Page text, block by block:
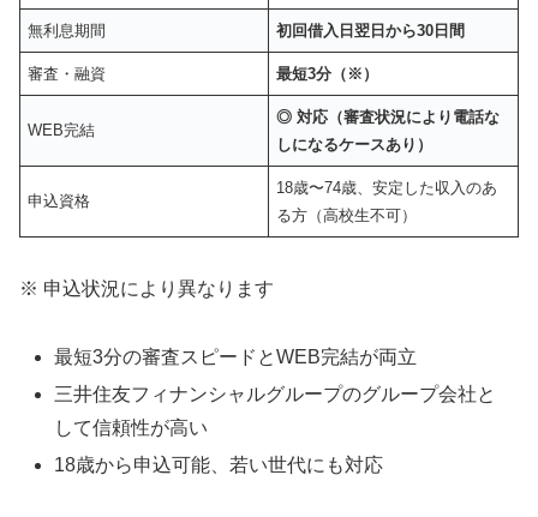
無利息期間 初回借入日翌日から30日間
審査・融資 最短3分（※）
WEB完結
◎ 対応（審査状況により電話な
しになるケースあり）
申込資格
18歳〜74歳、安定した収入のあ
る方（高校生不可）
※ 申込状況により異なります
最短3分の審査スピードとWEB完結が両立
三井住友フィナンシャルグループのグループ会社と
して信頼性が高い
18歳から申込可能、若い世代にも対応